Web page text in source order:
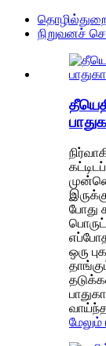
நிறுவனச்
போது
ஒரு
மேலும்